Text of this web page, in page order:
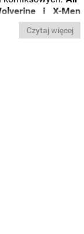
i X-Men
roku. W dalszej
oraz zdjęcia
Czytaj więcej